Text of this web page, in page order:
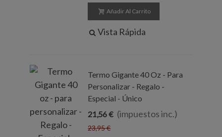
Añadir Al Carrito
Vista Rápida
Termo Gigante 40 Oz - Para
Personalizar - Regalo -
Especial - Único
21,56 € (impuestos inc.)
23,95 €